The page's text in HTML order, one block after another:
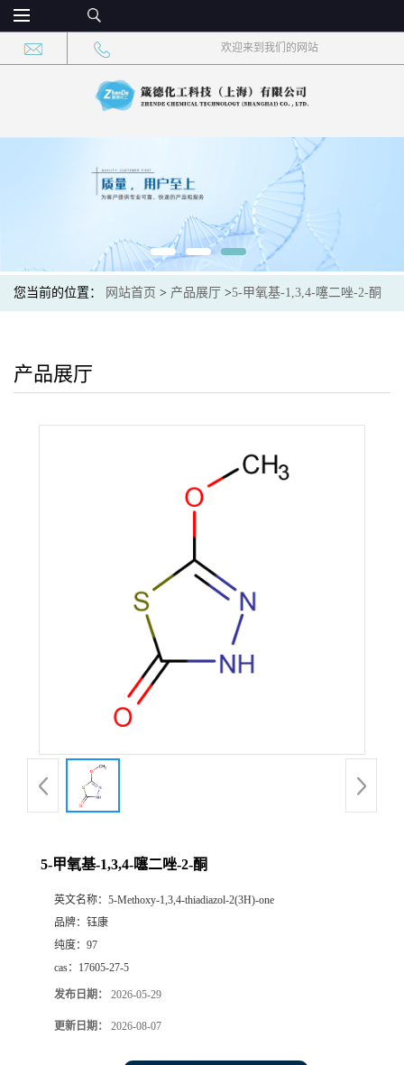
欢迎来到我们的网站
您当前的位置： 网站首页 > 产品展厅 >5-甲氧基-1,3,4-噻二唑-2-酮
产品展厅
5-甲氧基-1,3,4-噻二唑-2-酮
英文名称： 5-Methoxy-1,3,4-thiadiazol-2(3H)-one
品牌： 钰康
纯度： 97
cas： 17605-27-5
发布日期： 2026-05-29
更新日期： 2026-08-07